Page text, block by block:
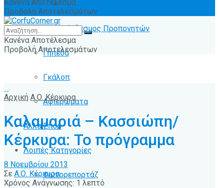
Ειδήσεις
Σύνδεσμος Προπονητών
Γήπεδα
Γκάλοπ
Αφιερώματα
Άλλα Σπόρ
Λοιπές Κατηγορίες
Φωτορεπορτάζ
Κανένα Αποτέλεσμα
Προβολή Αποτελεσμάτων
Κανένα Αποτέλεσμα
Προβολή Αποτελεσμάτων
Αρχική Α.Ο. Κέρκυρα
Καλαμαριά – Κασσιώπη/
Κέρκυρα: Το πρόγραμμα
8 Νοεμβρίου 2013
Σε Α.Ο. Κέρκυρα
Χρόνος Ανάγνωσης: 1 λεπτό